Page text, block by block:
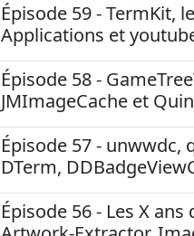
Épisode 59 - TermKit,
Applications et
Épisode 58 -
JMImageCache et
Épisode 57 - unwwdc,
DTerm,
Épisode 56 - Les X